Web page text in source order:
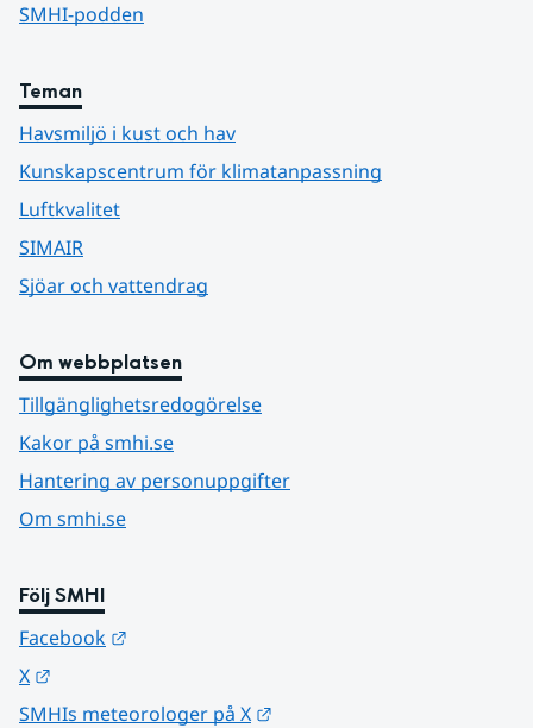
SMHI-podden
Teman
Havsmiljö i kust och hav
Kunskapscentrum för klimatanpassning
Luftkvalitet
SIMAIR
Sjöar och vattendrag
Om webbplatsen
Tillgänglighetsredogörelse
Kakor på smhi.se
Hantering av personuppgifter
Om smhi.se
Följ SMHI
Facebook
X
SMHIs meteorologer på X